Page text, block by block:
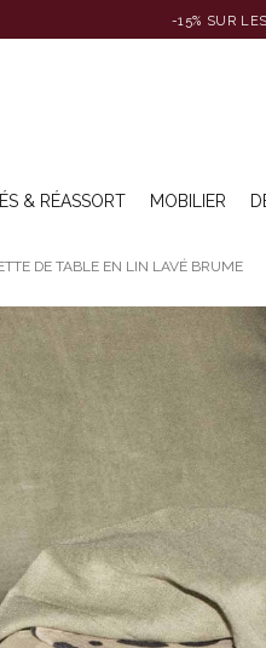
-15% SUR
& RÉASSORT MOBILIER
DE TABLE EN LIN LAVÉ BRUME